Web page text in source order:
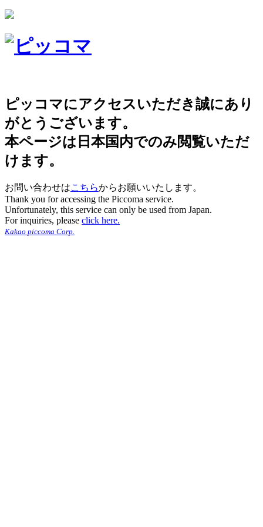
ピッコマにアクセスいただき誠にあり
がとうございます。
本ページは日本国内でのみ閲覧いただ
けます。
お問い合わせはこちらからお願いいたします。
Thank you for accessing the Piccoma service.
Unfortunately, this service can only be used from Japan.
For inquiries, please click here.
Kakao piccoma Corp.